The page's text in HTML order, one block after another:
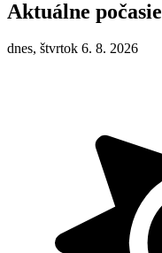
Aktuálne počasie
dnes, štvrtok 6. 8. 2026